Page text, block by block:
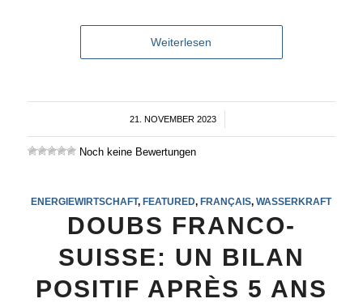
Weiterlesen
21. NOVEMBER 2023
/
Noch keine Bewertungen
ENERGIEWIRTSCHAFT,FEATURED ,FRANÇAIS ,WASSERKRAFT
DOUBS FRANCO-
SUISSE: UN BILAN
POSITIF APRÈS 5 ANS